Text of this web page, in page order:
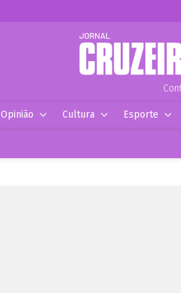
Opinião Cultura Esporte